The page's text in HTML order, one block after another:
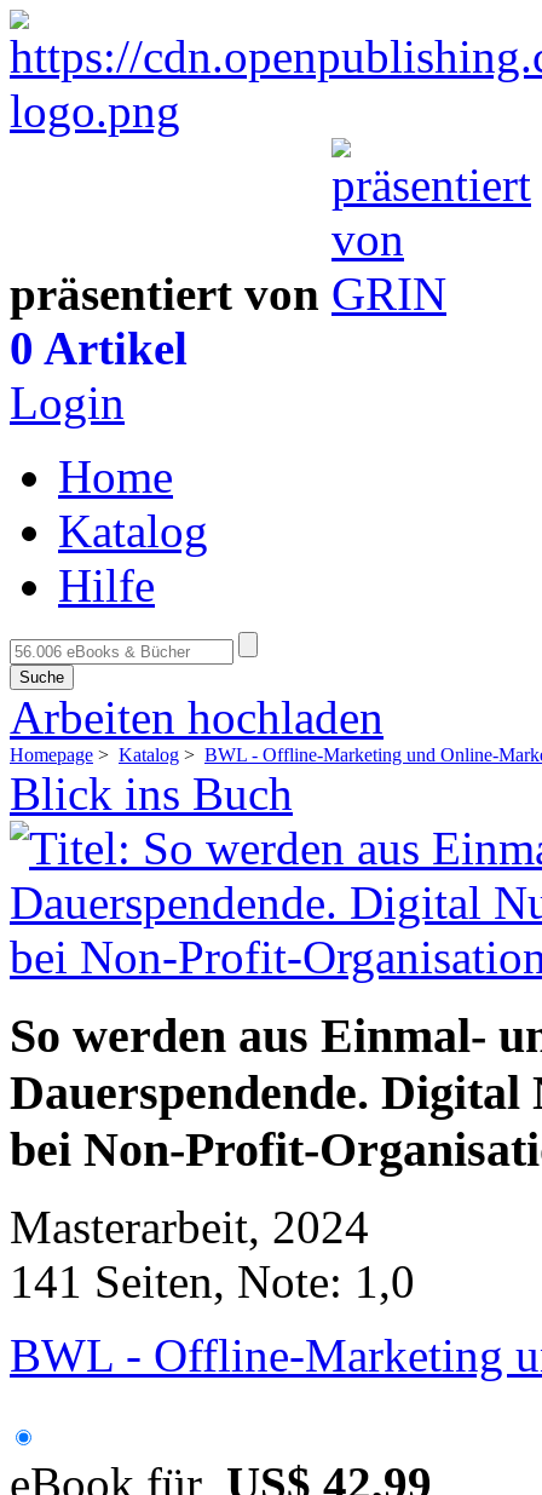
präsentiert von
0 Artikel
Login
Home
Katalog
Hilfe
Suche
Arbeiten hochladen
Homepage > Katalog > BWL - Offline-Marketing und Online-
Blick ins Buch
So werden aus Einmal-
Dauerspendende.
bei Non-Profit-
Masterarbeit, 2024
141 Seiten, Note: 1,0
BWL - Offline-Marketing
eBook für US$ 42,99